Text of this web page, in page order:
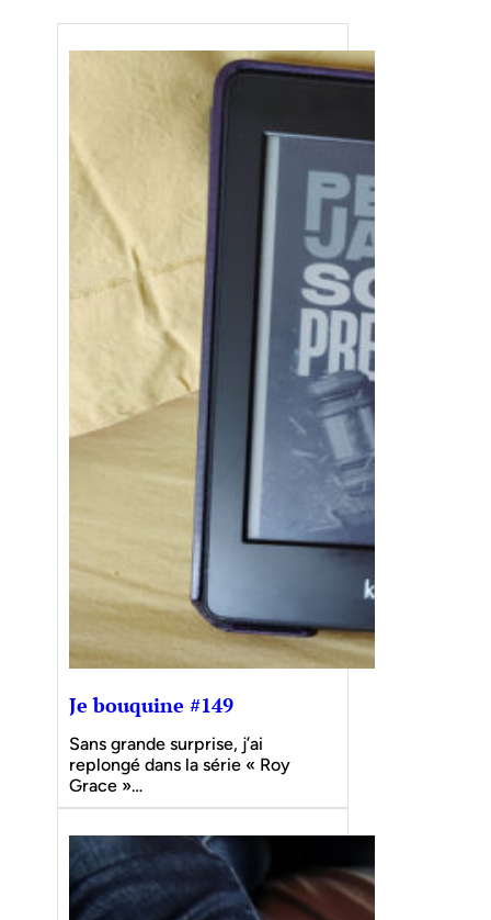
Je bouquine #149
Sans grande surprise, j’ai
replongé dans la série « Roy
Grace »…